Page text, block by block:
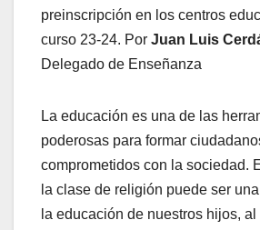
preinscripción en los centros
curso 23-24. Por Juan Luis
Delegado de Enseñanza
La educación es una de las
poderosas para formar
comprometidos con la sociedad.
la clase de religión puede ser
la educación de nuestros hijos, al